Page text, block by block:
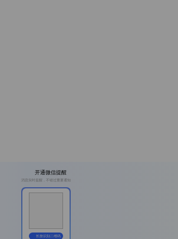
开通微信提醒
消息实时提醒，不错过重要通知
长按识别二维码